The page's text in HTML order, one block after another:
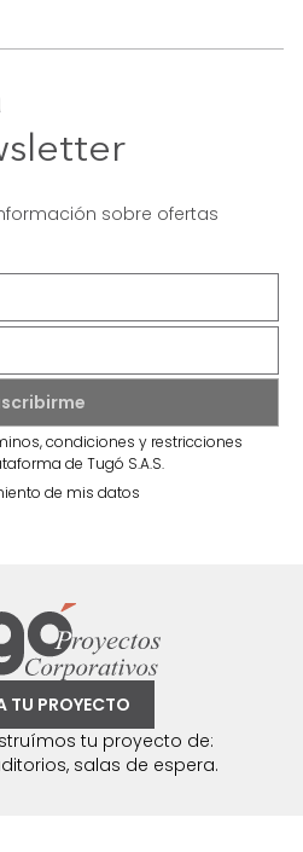
sobre ofertas
condiciones y restricciones
de Tugó S.A.S.
de mis datos
TU PROYECTO
tu proyecto de:
salas de espera.